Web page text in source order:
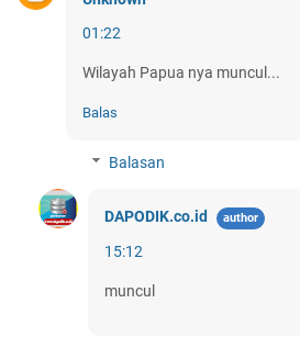
01:22
Wilayah Papua nya muncul...
Balas
Balasan
DAPODIK.co.id
15:12
muncul